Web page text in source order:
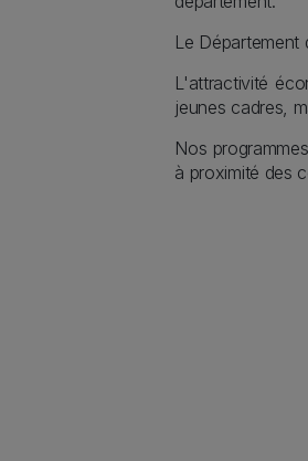
Le Département
L'attractivité
jeunes cadres,
Nos
à proximité des